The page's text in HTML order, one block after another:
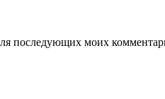
последующих моих